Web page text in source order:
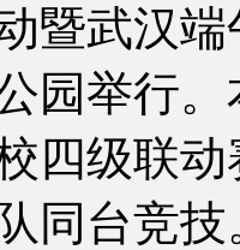
暨武汉
园举行
级联动
同台竞技